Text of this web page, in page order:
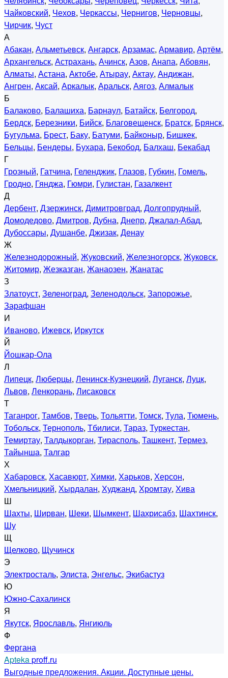
Чайковский, Чехов, Черкассы, Чернигов, Черновцы,
Чирчик, Чуст
А
Абакан, Альметьевск, Ангарск, Арзамас, Армавир, Артём,
Архангельск, Астрахань, Ачинск, Азов, Анапа, Абовян,
Алматы, Астана, Актобе, Атырау, Актау, Андижан,
Ангрен, Аксай, Аркалык, Аральск, Аягоз, Алмалык
Б
Балаково, Балашиха, Барнаул, Батайск, Белгород,
Бердск, Березники, Бийск, Благовещенск, Братск, Брянск,
Бугульма, Брест, Баку, Батуми, Байконыр, Бишкек,
Бельцы, Бендеры, Бухара, Бекобод, Балхаш, Бекабад
Г
Грозный, Гатчина, Геленджик, Глазов, Губкин, Гомель,
Гродно, Гянджа, Гюмри, Гулистан, Газалкент
Д
Дербент, Дзержинск, Димитровград, Долгопрудный,
Домодедово, Дмитров, Дубна, Днепр, Джалал-Абад,
Дубоссары, Душанбе, Джизак, Денау
Ж
Железнодорожный, Жуковский, Железногорск, Жуковск,
Житомир, Жезказган, Жанаозен, Жанатас
З
Златоуст, Зеленоград, Зеленодольск, Запорожье,
Зарафшан
И
Иваново, Ижевск, Иркутск
Й
Йошкар-Ола
Л
Липецк, Люберцы, Ленинск-Кузнецкий, Луганск, Луцк,
Львов, Ленкорань, Лисаковск
Т
Таганрог, Тамбов, Тверь, Тольятти, Томск, Тула, Тюмень,
Тобольск, Тернополь, Тбилиси, Тараз, Туркестан,
Темиртау, Талдыкорган, Тирасполь, Ташкент, Термез,
Тайынша, Талгар
Х
Хабаровск, Хасавюрт, Химки, Харьков, Херсон,
Хмельницкий, Хырдалан, Худжанд, Хромтау, Хива
Ш
Шахты, Ширван, Шеки, Шымкент, Шахрисабз, Шахтинск,
Шу
Щ
Щелково, Щучинск
Э
Электросталь, Элиста, Энгельс, Экибастуз
Ю
Южно-Сахалинск
Я
Якутск, Ярославль, Янгиюль
Ф
Фергана
Aptekaproff.ru
Выгодные предложения. Акции. Доступные цены.